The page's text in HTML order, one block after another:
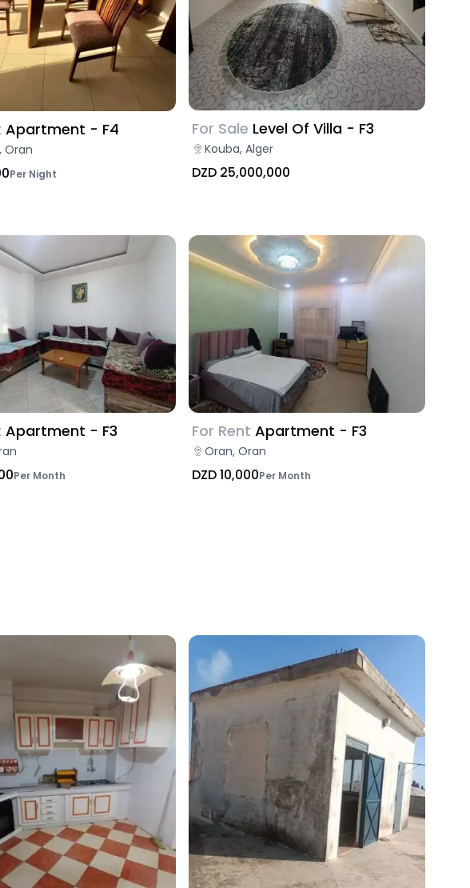
Apartment - F4
Oran
Per Night
For Sale Level Of Villa - F3
Kouba, Alger
DZD 25,000,000
Apartment - F3
Per Month
For Rent Apartment - F3
Oran, Oran
DZD 10,000Per Month